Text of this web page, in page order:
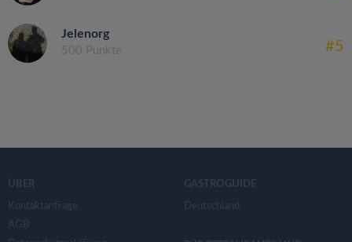
Jelenorg
500 Punkte #5
ÜBER
Kontaktanfrage
AGB
GASTROGUIDE
Deutschland